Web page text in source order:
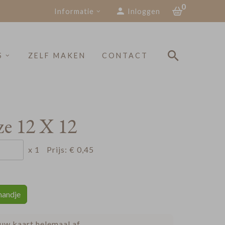
Informatie Inloggen
0
ZELF MAKEN CONTACT
12 X 12
x 1 Prijs:€ 0,45